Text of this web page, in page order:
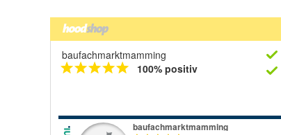
baufachmarktmamming
100% positiv